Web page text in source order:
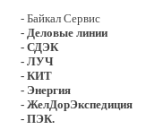
- Байкал Сервис
- Деловые линии
- СДЭК
- ЛУЧ
- КИТ
- Энергия
- ЖелДорЭкспедиция
- ПЭК.